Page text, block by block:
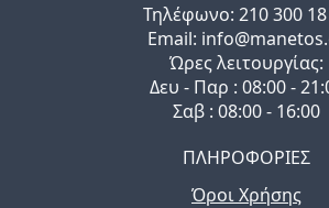
Τηλέφωνo: 210 300 18
Email:
Ώρες λειτουργίας:
Δευ - Παρ : 08:00 -
Σαβ : 08:00 - 16:00
ΠΛΗΡΟΦΟΡΙΕΣ
Όροι Χρήσης